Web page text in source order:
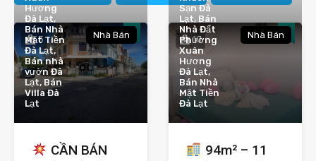
3
Hương
Đà Lạt,
Bán Nhà
Mặt Tiền
Đà Lạt,
Bán nhà
vườn Đà
Lạt, Bán
Villa Đà
Lạt
Nhà Bán
CẦN BÁN
10
Sạn Đà
Lạt, Bán
Nhà Đất
Phường
Xuân
Hương
Đà Lạt,
Bán Nhà
Mặt Tiền
Đà Lạt
Nhà Bán
94m² – 11